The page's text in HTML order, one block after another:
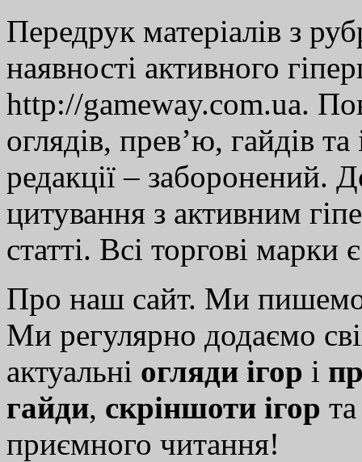
Передрук матеріалів з
наявності активного
http://gameway.com.ua.
оглядів, прев’ю, гайдів
редакції – заборонений.
цитування з активним
статті. Всі торгові марки
Про наш сайт. Ми
Ми регулярно додаємо
актуальні огляди ігор і
гайди, скріншоти ігор
приємного читання!